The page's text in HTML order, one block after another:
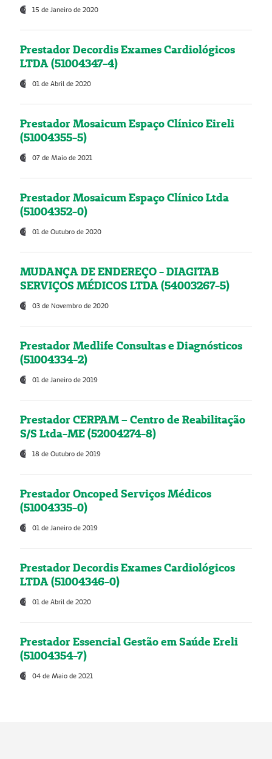
15 de Janeiro de 2020
Prestador Decordis Exames Cardiológicos
LTDA (51004347-4)
01 de Abril de 2020
Prestador Mosaicum Espaço Clínico Eireli
(51004355-5)
07 de Maio de 2021
Prestador Mosaicum Espaço Clínico Ltda
(51004352-0)
01 de Outubro de 2020
MUDANÇA DE ENDEREÇO - DIAGITAB
SERVIÇOS MÉDICOS LTDA (54003267-5)
03 de Novembro de 2020
Prestador Medlife Consultas e Diagnósticos
(51004334-2)
01 de Janeiro de 2019
Prestador CERPAM – Centro de Reabilitação
S/S Ltda-ME (52004274-8)
18 de Outubro de 2019
Prestador Oncoped Serviços Médicos
(51004335-0)
01 de Janeiro de 2019
Prestador Decordis Exames Cardiológicos
LTDA (51004346-0)
01 de Abril de 2020
Prestador Essencial Gestão em Saúde Ereli
(51004354-7)
04 de Maio de 2021